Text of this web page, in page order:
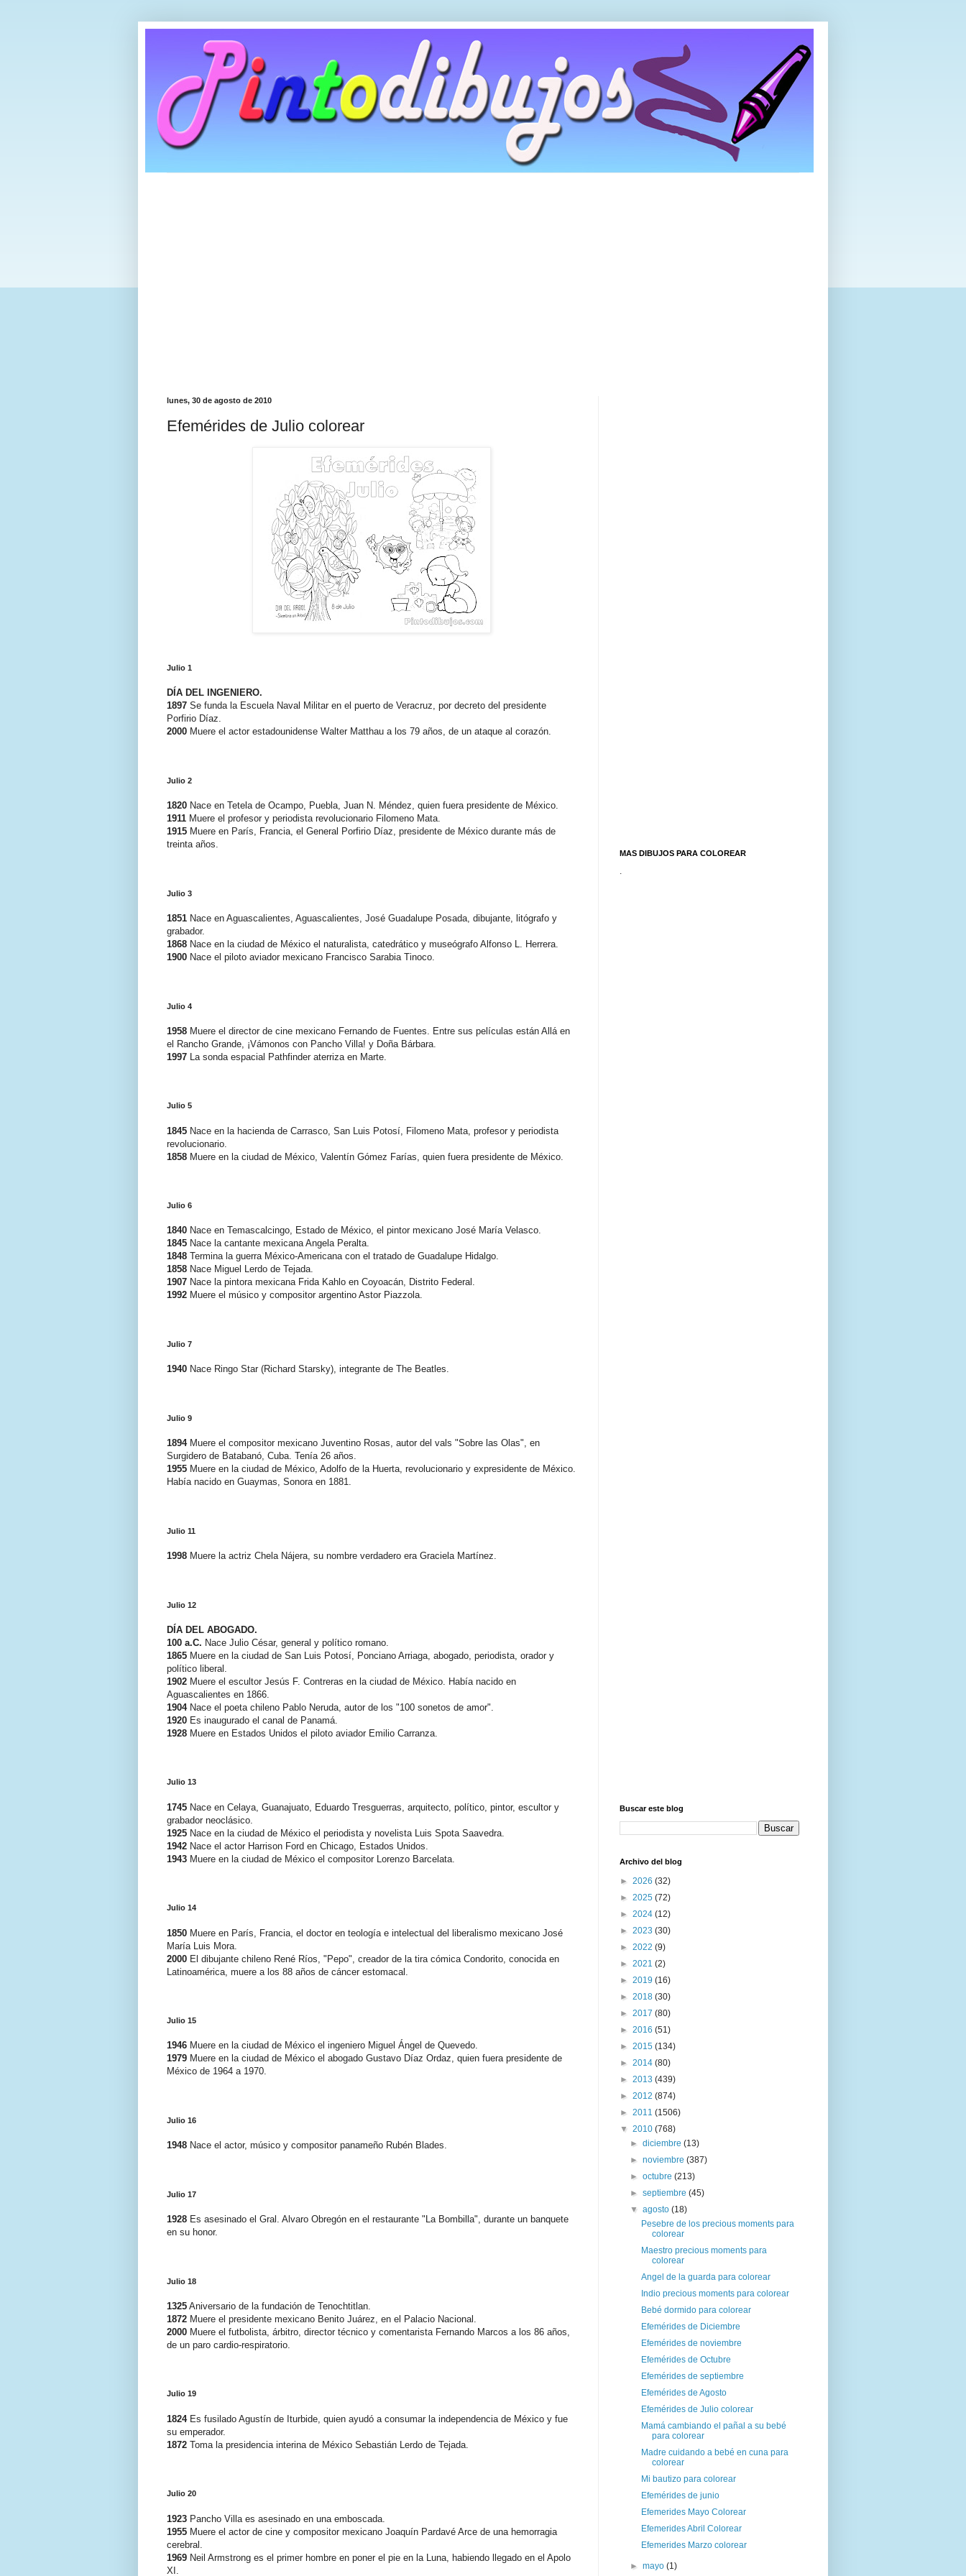
lunes, 30 de agosto de 2010
Efemérides de Julio colorear
Julio 1
DÍA DEL INGENIERO.
1897 Se funda la Escuela Naval Militar en el puerto de Veracruz, por decreto del presidente
Porfirio Díaz.
2000 Muere el actor estadounidense Walter Matthau a los 79 años, de un ataque al corazón.
Julio 2
1820 Nace en Tetela de Ocampo, Puebla, Juan N. Méndez, quien fuera presidente de México.
1911 Muere el profesor y periodista revolucionario Filomeno Mata.
1915 Muere en París, Francia, el General Porfirio Díaz, presidente de México durante más de
treinta años.
Julio 3
1851 Nace en Aguascalientes, Aguascalientes, José Guadalupe Posada, dibujante, litógrafo y
grabador.
1868 Nace en la ciudad de México el naturalista, catedrático y museógrafo Alfonso L. Herrera.
1900 Nace el piloto aviador mexicano Francisco Sarabia Tinoco.
Julio 4
1958 Muere el director de cine mexicano Fernando de Fuentes. Entre sus películas están Allá en
el Rancho Grande, ¡Vámonos con Pancho Villa! y Doña Bárbara.
1997 La sonda espacial Pathfinder aterriza en Marte.
Julio 5
1845 Nace en la hacienda de Carrasco, San Luis Potosí, Filomeno Mata, profesor y periodista
revolucionario.
1858 Muere en la ciudad de México, Valentín Gómez Farías, quien fuera presidente de México.
Julio 6
1840 Nace en Temascalcingo, Estado de México, el pintor mexicano José María Velasco.
1845 Nace la cantante mexicana Angela Peralta.
1848 Termina la guerra México-Americana con el tratado de Guadalupe Hidalgo.
1858 Nace Miguel Lerdo de Tejada.
1907 Nace la pintora mexicana Frida Kahlo en Coyoacán, Distrito Federal.
1992 Muere el músico y compositor argentino Astor Piazzola.
Julio 7
1940 Nace Ringo Star (Richard Starsky), integrante de The Beatles.
Julio 9
1894Muere el compositor mexicano Juventino Rosas, autor del vals "Sobre las Olas", en
Surgidero de Batabanó, Cuba. Tenía 26 años.
1955 Muere en la ciudad de México, Adolfo de la Huerta, revolucionario y expresidente de México.
Había nacido en Guaymas, Sonora en 1881.
Julio 11
1998 Muere la actriz Chela Nájera, su nombre verdadero era Graciela Martínez.
Julio 12
DÍA DEL ABOGADO.
100 a.C. Nace Julio César, general y político romano.
1865 Muere en la ciudad de San Luis Potosí, Ponciano Arriaga, abogado, periodista, orador y
político liberal.
1902 Muere el escultor Jesús F. Contreras en la ciudad de México. Había nacido en
Aguascalientes en 1866.
1904Nace el poeta chileno Pablo Neruda, autor de los "100 sonetos de amor".
1920 Es inaugurado el canal de Panamá.
1928 Muere en Estados Unidos el piloto aviador Emilio Carranza.
Julio 13
1745 Nace en Celaya, Guanajuato, Eduardo Tresguerras, arquitecto, político, pintor, escultor y
grabador neoclásico.
1925 Nace en la ciudad de México el periodista y novelista Luis Spota Saavedra.
1942 Nace el actor Harrison Ford en Chicago, Estados Unidos.
1943 Muere en la ciudad de México el compositor Lorenzo Barcelata.
Julio 14
1850 Muere en París, Francia, el doctor en teología e intelectual del liberalismo mexicano José
María Luis Mora.
2000 El dibujante chileno René Ríos, "Pepo", creador de la tira cómica Condorito, conocida en
Latinoamérica, muere a los 88 años de cáncer estomacal.
Julio 15
1946 Muere en la ciudad de México el ingeniero Miguel Ángel de Quevedo.
1979 Muere en la ciudad de México el abogado Gustavo Díaz Ordaz, quien fuera presidente de
México de 1964 a 1970.
Julio 16
1948 Nace el actor, músico y compositor panameño Rubén Blades.
Julio 17
1928 Es asesinado el Gral. Alvaro Obregón en el restaurante "La Bombilla", durante un banquete
en su honor.
Julio 18
1325 Aniversario de la fundación de Tenochtitlan.
1872 Muere el presidente mexicano Benito Juárez, en el Palacio Nacional.
2000 Muere el futbolista, árbitro, director técnico y comentarista Fernando Marcos a los 86 años,
de un paro cardio-respiratorio.
Julio 19
1824Es fusilado Agustín de Iturbide, quien ayudó a consumar la independencia de México y fue
su emperador.
1872 Toma la presidencia interina de México Sebastián Lerdo de Tejada.
Julio 20
1923 Pancho Villa es asesinado en una emboscada.
1955 Muere el actor de cine y compositor mexicano Joaquín Pardavé Arce de una hemorragia
cerebral.
1969 Neil Armstrong es el primer hombre en poner el pie en la Luna, habiendo llegado en el Apolo
XI.
MAS DIBUJOS PARA COLOREAR
.
Buscar este blog
Archivo del blog
► 2026 (32)
► 2025 (72)
► 2024 (12)
► 2023 (30)
► 2022 (9)
► 2021 (2)
► 2019 (16)
► 2018 (30)
► 2017 (80)
► 2016 (51)
► 2015 (134)
► 2014 (80)
► 2013 (439)
► 2012 (874)
► 2011 (1506)
▼ 2010 (768)
►diciembre(13)
►noviembre(387)
►octubre(213)
►septiembre(45)
▼agosto(18)
Pesebre de los precious moments para
colorear
Maestro precious moments para
colorear
Angel de la guarda para colorear
Indio precious moments para colorear
Bebé dormido para colorear
Efemérides de Diciembre
Efemérides de noviembre
Efemérides de Octubre
Efemérides de septiembre
Efemérides de Agosto
Efemérides de Julio colorear
Mamá cambiando el pañal a su bebé
para colorear
Madre cuidando a bebé en cuna para
colorear
Mi bautizo para colorear
Efemérides de junio
Efemerides Mayo Colorear
Efemerides Abril Colorear
Efemerides Marzo colorear
►mayo(1)